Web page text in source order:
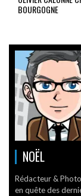
BOURGOGNE
NOËL
Rédacteur &
en quête des